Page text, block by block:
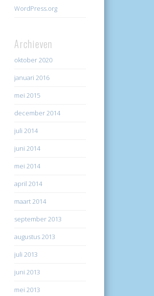
WordPress.org
Archieven
oktober 2020
januari 2016
mei 2015
december 2014
juli 2014
juni 2014
mei 2014
april 2014
maart 2014
september 2013
augustus 2013
juli 2013
juni 2013
mei 2013